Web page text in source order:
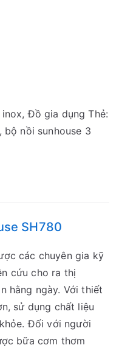
,Đồ gia dụng Thẻ:
, bộ nồi sunhouse 3
SH780
các chuyên gia kỹ
cứu cho ra thị
hằng ngày. Với thiết
sử dụng chất liệu
Đối với người
bữa cơm thơm